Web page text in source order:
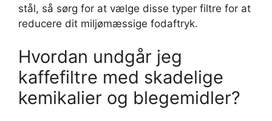
stål, så sørg for at vælge disse typer filtre for at
reducere dit miljømæssige fodaftryk.
Hvordan undgår jeg
kaffefiltre med skadelige
kemikalier og blegemidler?